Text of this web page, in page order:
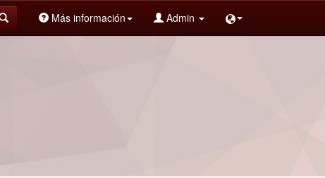
Más información Admin